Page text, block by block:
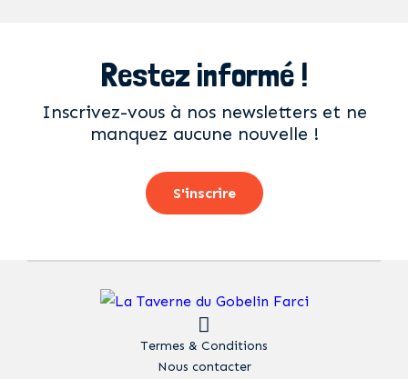
Restez informé !
Inscrivez-vous à nos newsletters et ne
manquez aucune nouvelle !
S'inscrire
Termes & Conditions
Nous contacter